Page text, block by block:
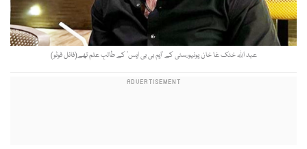
عبد اللہ خٹک غا خان یونیورسٹی کے ’ایم بی بی ایس‘ کے طالبِ علم تھے(فائل فوٹو)